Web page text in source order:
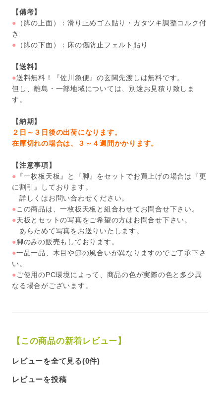
【備考】
●
（脚の上面）：滑り止めゴム貼り・ガタツキ調整コルク付
き
●
（脚の下面）：床の傷防止フェルト貼り
【送料】
●送料無料！『佐川急便』の玄関先渡しは無料です。
但し、離島・一部地域については、別途お見積り致しま
す。
【納期】
２日～３日後の出荷になります。
在庫切れの場合は、３～４週間かかります。
【注意事項】
●
『一枚板天板』と『脚』をセットでお買上げの場合は『更
に割引』しております。
詳しくはお問い合わせください。
● この商品は、一枚板天板と組合わせてお問合せ下さい。
●天板とセットの写真をご希望の方はお問合せ下さい。
あらためて写真をお送りいたします。
● 脚のみの販売もしております。
●一品一品、木目や節の風合いが異なりますのでご了承下さ
い。
● ご使用のPC環境によって、商品の色が実際の色と多少異
なる場合がございます。
【この商品の新着レビュー】
レビューを全て見る(0件)
レビューを投稿